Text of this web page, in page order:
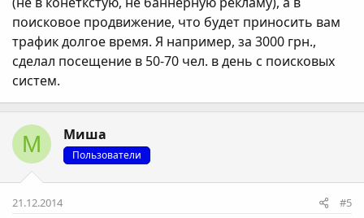
поисковое продвижение, что будет приносить вам
трафик долгое время. Я например, за 3000 грн.,
сделал посещение в 50-70 чел. в день с поисковых
систем.
М Миша
Пользователи
21.12.2014 #5